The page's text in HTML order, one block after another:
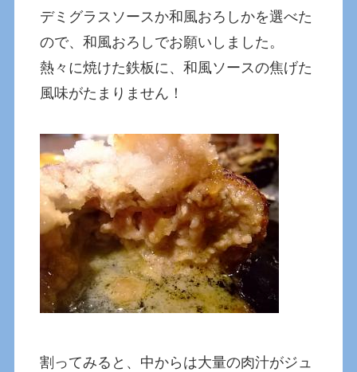
デミグラスソースか和風おろしかを選べた
ので、和風おろしでお願いしました。
熱々に焼けた鉄板に、和風ソースの焦げた
風味がたまりません！
割ってみると、中からは大量の肉汁がジュ